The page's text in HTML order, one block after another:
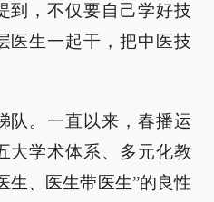
到，不仅要自己学好技
医生一起干，把中医技
队。一直以来，春播运
大学术体系、多元化教
生、医生带医生”的良性